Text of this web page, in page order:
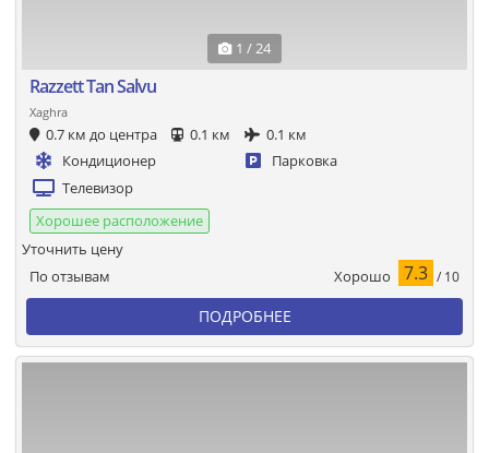
1 / 24
Razzett Tan Salvu
Xaghra
0.7 км до центра 0.1 км
0.1 км
Кондиционер
Парковка
Телевизор
Хорошее расположение
По отзывам Хорошо 7.3 / 10
Уточнить цену
ПОДРОБНЕЕ